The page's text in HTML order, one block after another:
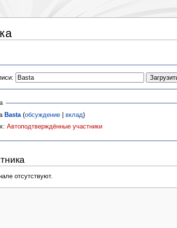
Basta (обсуждение |вклад)
Автоподтверждённые участники
отсутствуют.